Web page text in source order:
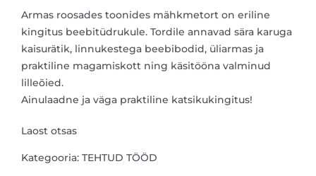
Armas roosades toonides mähkmetort on eriline
kingitus beebitüdrukule. Tordile annavad sära karuga
kaisurätik, linnukestega beebibodid, üliarmas ja
praktiline magamiskott ning käsitööna valminud
lilleõied.
Ainulaadne ja väga praktiline katsikukingitus!
Laost otsas
Kategooria: TEHTUD TÖÖD